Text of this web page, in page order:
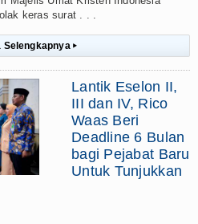
keras surat . . .
Selengkapnya ▸
Lantik Eselon II,
III dan IV, Rico
Waas Beri
Deadline 6 Bulan
bagi Pejabat Baru
Untuk Tunjukkan